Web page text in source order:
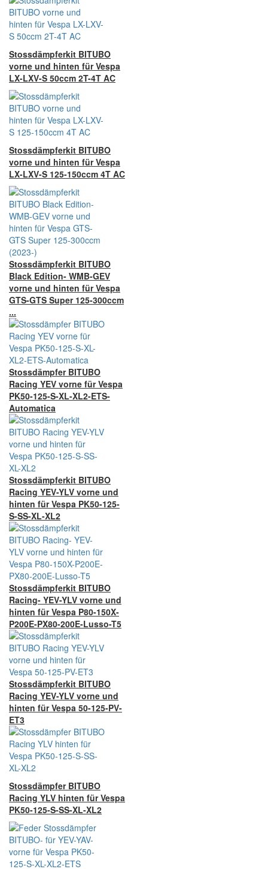
Stossdämpferkit BITUBO
vorne und hinten für Vespa
LX-LXV-S 50ccm 2T-4T AC
Stossdämpferkit BITUBO
vorne und hinten für Vespa
LX-LXV-S 125-150ccm 4T AC
Stossdämpferkit BITUBO
Black Edition- WMB-GEV
vorne und hinten für Vespa
GTS-GTS Super 125-300ccm
...
Stossdämpfer BITUBO
Racing YEV vorne für Vespa
PK50-125-S-XL-XL2-ETS-
Automatica
Stossdämpferkit BITUBO
Racing YEV-YLV vorne und
hinten für Vespa PK50-125-
S-SS-XL-XL2
Stossdämpferkit BITUBO
Racing- YEV-YLV vorne und
hinten für Vespa P80-150X-
P200E-PX80-200E-Lusso-T5
Stossdämpferkit BITUBO
Racing YEV-YLV vorne und
hinten für Vespa 50-125-PV-
ET3
Stossdämpfer BITUBO
Racing YLV hinten für Vespa
PK50-125-S-SS-XL-XL2